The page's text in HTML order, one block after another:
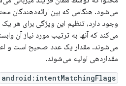
می‌شود. هنگامی که بین ارائه‌دهندگان
وجود دارد، تنظیم این ویژگی برای هر یک
می‌کند که آنها به ترتیب مورد نیاز آن
می‌شوند. مقدار یک عدد صحیح است و اعداد
مقداردهی اولیه می‌شوند.
android:intentMatchingFlags